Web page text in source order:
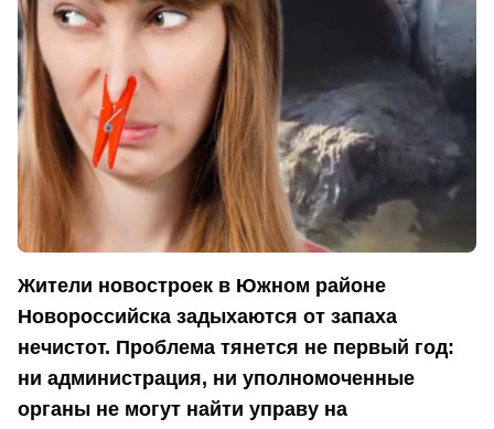
Жители новостроек в Южном районе
Новороссийска задыхаются от запаха
нечистот. Проблема тянется не первый год:
ни администрация, ни уполномоченные
органы не могут найти управу на